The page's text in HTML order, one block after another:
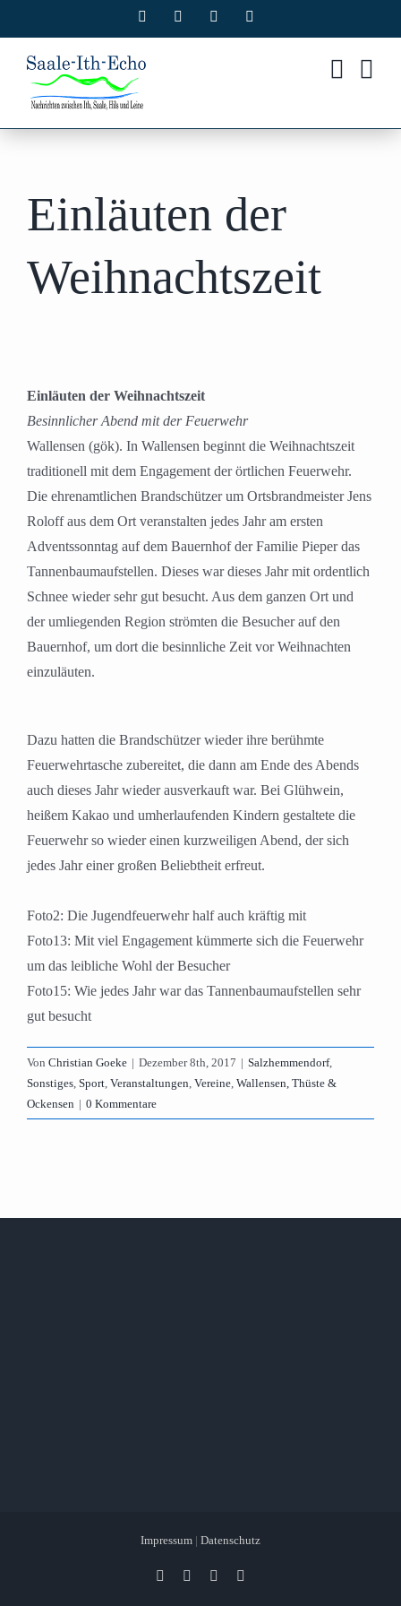
Inhalt
springen
Facebook Instagram
Einläuten der
Weihnachtszeit
Einläuten der Weihnachtszeit
Besinnlicher Abend mit der Feuerwehr
Wallensen (gök). In Wallensen beginnt die Weihnachtszeit
traditionell mit dem Engagement der örtlichen Feuerwehr.
Die ehrenamtlichen Brandschützer um Ortsbrandmeister Jens
Roloff aus dem Ort veranstalten jedes Jahr am ersten
Adventssonntag auf dem Bauernhof der Familie Pieper das
Tannenbaumaufstellen. Dieses war dieses Jahr mit ordentlich
Schnee wieder sehr gut besucht. Aus dem ganzen Ort und
der umliegenden Region strömten die Besucher auf den
Bauernhof, um dort die besinnliche Zeit vor Weihnachten
einzuläuten.
Dazu hatten die Brandschützer wieder ihre berühmte
Feuerwehrtasche zubereitet, die dann am Ende des Abends
auch dieses Jahr wieder ausverkauft war. Bei Glühwein,
heißem Kakao und umherlaufenden Kindern gestaltete die
Feuerwehr so wieder einen kurzweiligen Abend, der sich
jedes Jahr einer großen Beliebtheit erfreut.
Foto2: Die Jugendfeuerwehr half auch kräftig mit
Foto13: Mit viel Engagement kümmerte sich die Feuerwehr
um das leibliche Wohl der Besucher
Foto15: Wie jedes Jahr war das Tannenbaumaufstellen sehr
gut besucht
Von Christian Goeke | Dezember 8th, 2017 | Salzhemmendorf,
Sonstiges, Sport, Veranstaltungen, Vereine, Wallensen, Thüste &
Ockensen | 0 Kommentare
Impressum | Datenschutz
Facebook Instagram